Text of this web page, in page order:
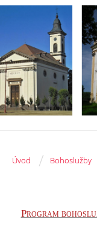
Úvod / Bohoslužby
Program